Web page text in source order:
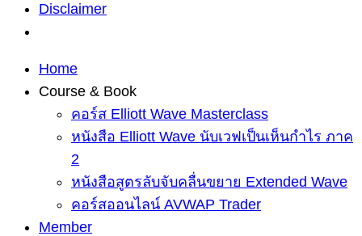
Disclaimer
Home
Course & Book
คอร์ส Elliott Wave Masterclass
หนังสือ Elliott Wave นับเวฟเป็นเห็นกำไร ภาค
2
หนังสือสูตรลับจับคลื่นขยาย Extended Wave
คอร์สออนไลน์ AVWAP Trader
Member